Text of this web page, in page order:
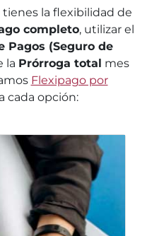
la flexibilidad de
completo, utilizar el
Pagos (Seguro de
la Prórroga total mes
Flexipago por
cada opción: